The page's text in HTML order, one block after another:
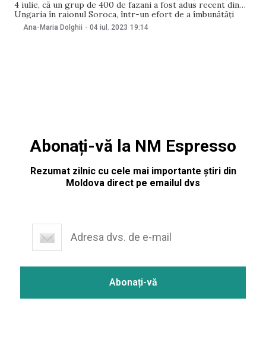
4 iulie, că un grup de 400 de fazani a fost adus recent din
Ungaria în raionul Soroca, într-un efort de a îmbunătăți
resursele cinegetice din această zonă a țării. Prin
intermediul Societății Vânătorilor și Pescarilor, păsările vor
Ana-Maria Dolghii - 04 iul. 2023 19:14
Abonați-vă la NM Espresso
Rezumat zilnic cu cele mai importante știri din
Moldova direct pe emailul dvs